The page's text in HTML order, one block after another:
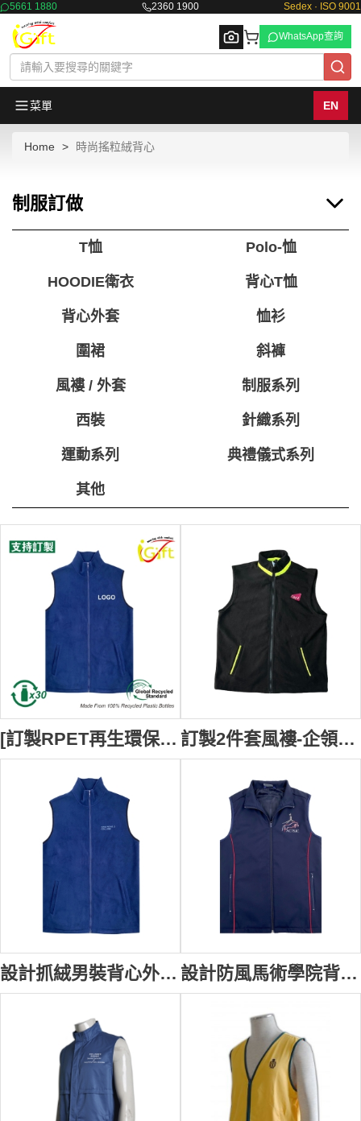
5661 1880 2360 1900 Sedex · ISO 9001
WhatsApp查詢
菜單 EN
Home 時尚搖粒絨背心
制服訂做
T恤 Polo-恤
HOODIE衛衣 背心T恤
背心外套 恤衫
圍裙 斜褲
風褸 / 外套 制服系列
西裝 針織系列
運動系列 典禮儀式系列
其他
[訂製RPET再生環保抓絨背心外套]｜禮品再生企業訂製｜團體公司制服｜100%聚酯纖維（是用回收再生原料）｜V224 訂製2件套風褸-企領背心 設計搖粒絨背心外套 衫身黑色+青綠色 左/右各1個單唇袋，袋唇撞青綠色設計 YKK拉鏈黑色 City U-Campus Development Office V222
設計抓絨男裝背心外套 訂製繡花logo背心外套 寧波第二中學 背心外套工廠 V216 設計防風馬術學院背心外套 訂製繡花logo背心外套 馬術競技 寶藍色背心外套設計 背心外套工廠 V214